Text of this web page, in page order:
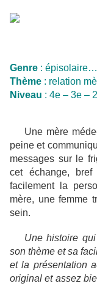
Genre :
Thème : relation
Niveau : 4e – 3e –
Une mère
peine et
messages sur le
cet échange,
facilement la
mère, une femme
sein.
Une histoire
son thème et sa
et la présentation
original et assez